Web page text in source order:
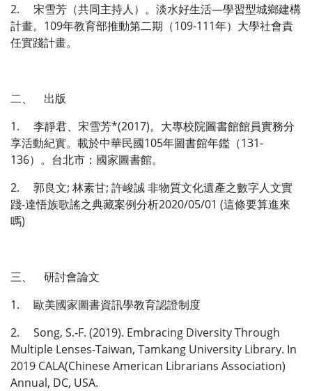
2. 宋雪芳（共同主持人）。淡水好生活—學習型城鄉建構
計畫。109年教育部推動第二期（109-111年）大學社會責
任實踐計畫。
二、 出版
1. 李靜君、宋雪芳*(2017)。大專校院圖書館館員實務分
享活動紀實。載於中華民國105年圖書館年鑑（131-
136）。台北市：國家圖書館。
2. 郭良文; 林素甘; 許峻誠 非物質文化遺產之數字人文實
踐-達悟族歌謠之典藏案例分析2020/05/01 (這條要算進來
嗎)
三、 研討會論文
1. 歐美國家圖書資訊學教育認證制度
2. Song, S.-F. (2019). Embracing Diversity Through
Multiple Lenses-Taiwan, Tamkang University Library. In
2019 CALA(Chinese American Librarians Association)
Annual, DC, USA.